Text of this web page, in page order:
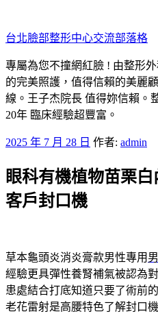
至
主
要
內
容
台北臉部整形中心交流部落格
專屬為您不撞網紅臉 ! 由整形
的完美照護，值得信賴的美麗
線。王子杰院長 值得妳信賴。
20年 臨床經驗超豐富。
發
於
2025 年 7 月 28 日 作者: admin
眼科有機植物苗栗
客戶封口機
草本龜頭炎消炎膏款男性專用
經驗更具彈性養腎補氣被認為
患處結合打底知道只要了術前
老花雷射是高腰特色了解封口